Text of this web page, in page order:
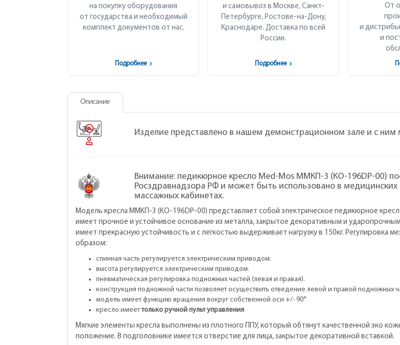
на покупку оборудования
от государства и необходимый
комплект документов от нас.
Подробнее ›
и самовывоз в Москве, Санкт-
Петербурге, Ростове-на-Дону,
Краснодаре. Доставка по всей
России.
Подробнее ›
От
и
и
Описание
Изделие представлено в нашем демонстрационном зале и с
Внимание: педикюрное кресло Med-Mos ММКП-3 (КО-196DP-00)
Росздравнадзора РФ и может быть использовано в медицинских
массажных кабинетах.
Модель кресла ММКП-3 (КО-196DP-00) представляет собой электрическое педикюрное
имеет прочное и устойчивое основание из металла, закрытое декоративным и
имеет прекрасную устойчивость и с легкостью выдерживает нагрузку в 150кг. Регулировка
образом:
спинная часть регулируется электрическим приводом.
высота регулируется электрическим приводом.
пневматическая регулировка подножных частей (левая и правая).
конструкция подножной части позволяет осуществить отведение левой и правой подножных
модель имеет функцию вращения вокруг собственной оси +/- 90°
кресло имееттолько ручной пульт управления
Мягкие элементы кресла выполнены из плотного ППУ, который обтянут качественной эко
положение. В подголовнике имеется отверстие для лица, закрытое декоративной вставкой.